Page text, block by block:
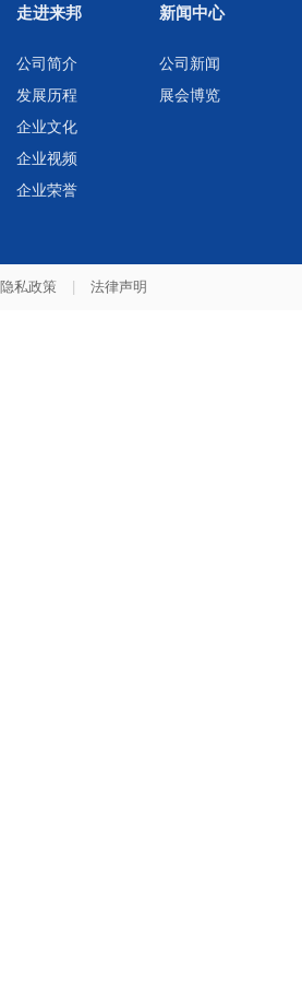
走进来邦
公司简介
发展历程
企业文化
企业视频
企业荣誉
新闻中心
公司新闻
展会博览
隐私政策 法律声明